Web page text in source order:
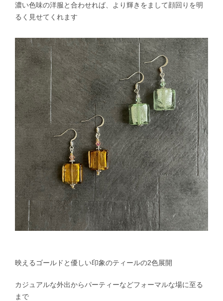
濃い色味の洋服と合わせれば、より輝きをまして顔回りを明
るく見せてくれます
映えるゴールドと優しい印象のティールの2色展開
カジュアルな外出からパーティーなどフォーマルな場に至る
まで